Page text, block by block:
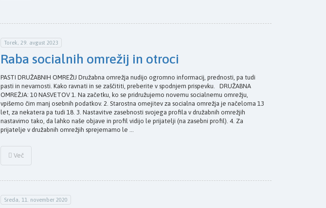
Torek, 29. avgust 2023
Raba socialnih omrežij in otroci
PASTI DRUŽABNIH OMREŽIJ Družabna omrežja nudijo ogromno informacij, prednosti, pa tudi
pasti in nevarnosti. Kako ravnati in se zaščititi, preberite v spodnjem prispevku. DRUŽABNA
OMREŽJA: 10 NASVETOV 1. Na začetku, ko se pridružujemo novemu socialnemu omrežju,
vpišemo čim manj osebnih podatkov. 2. Starostna omejitev za socialna omrežja je načeloma 13
let, za nekatera pa tudi 18. 3. Nastavitve zasebnosti svojega profila v družabnih omrežjih
nastavimo tako, da lahko naše objave in profil vidijo le prijatelji (na zasebni profil). 4. Za
prijatelje v družabnih omrežjih sprejemamo le ...
Več
Sreda, 11. november 2020